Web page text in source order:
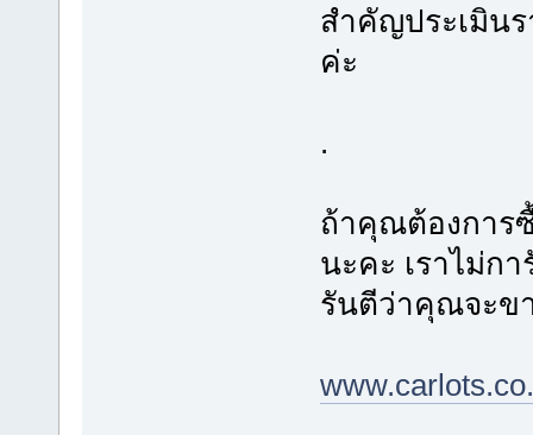
สำคัญประเมิน
ค่ะ
.
ถ้าคุณต้องการซื้
นะคะ เราไม่ก
รันตีว่าคุณจะข